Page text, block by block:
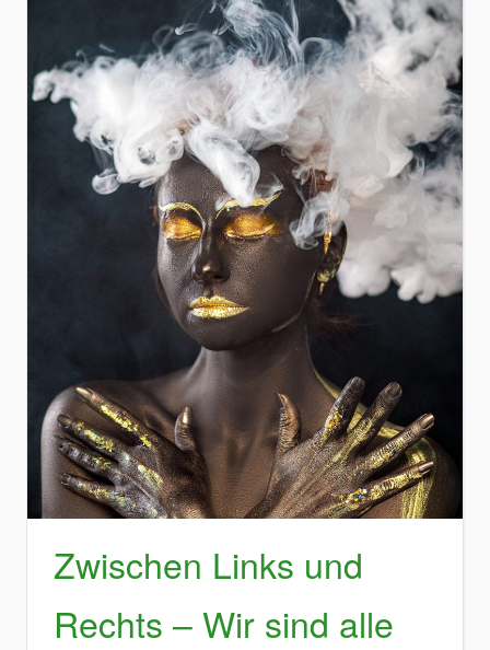
Zwischen Links und
Rechts – Wir sind alle